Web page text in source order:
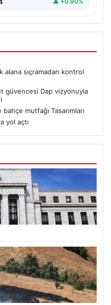
alana sıçramadan kontrol
güvencesi Dap vizyonuyla
mutfağı Tasarımları
yol açtı